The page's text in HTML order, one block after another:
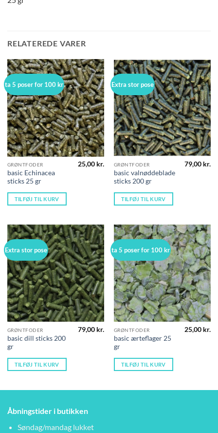
RELATEREDE VARER
ta 5 poser for 100 kr
GRØNTFODER
basic Echinacea
sticks 25 gr
25,00 kr.
TILFØJ TIL KURV
Extra stor pose
GRØNTFODER
basic valnøddeblade
sticks 200 gr
79,00 kr.
TILFØJ TIL KURV
Extra stor pose
GRØNTFODER
basic dill sticks 200
gr
79,00 kr.
TILFØJ TIL KURV
ta 5 poser for 100 kr
GRØNTFODER
basic ærteflager 25
gr
25,00 kr.
TILFØJ TIL KURV
Åbningstider i butikken
Søndag/mandag lukket